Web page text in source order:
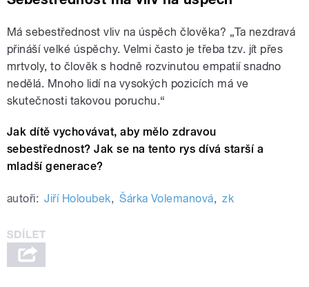
Má sebestřednost vliv na úspěch člověka? „Ta nezdravá
přináší velké úspěchy. Velmi často je třeba tzv. jít přes
mrtvoly, to člověk s hodně rozvinutou empatií snadno
nedělá. Mnoho lidí na vysokých pozicích má ve
skutečnosti takovou poruchu.“
Jak dítě vychovávat, aby mělo zdravou
sebestřednost? Jak se na tento rys dívá starší a
mladší generace?
autoři: Jiří Holoubek, Šárka Volemanová, zk